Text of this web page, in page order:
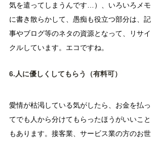
気を遣ってしまうんです…）、いろいろメモ
に書き散らかして、愚痴も役立つ部分は、記
事やブログ等のネタの資源となって、リサイ
クルしています。エコですね。
6.人に優しくしてもらう（有料可）
愛情が枯渇している気がしたら、お金を払っ
てでも人から分けてもらったほうがいいこと
もあります。接客業、サービス業の方のお世